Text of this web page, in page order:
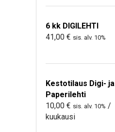
6 kk DIGILEHTI
41,00 € sis. alv. 10%
Kestotilaus Digi- ja
Paperilehti
10,00 € sis. alv. 10% /
kuukausi